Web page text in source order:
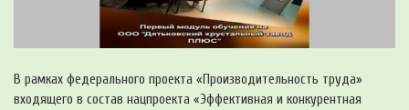
В рамках федерального проекта «Производительность труда»
входящего в состав нацпроекта «Эффективная и конкурентная